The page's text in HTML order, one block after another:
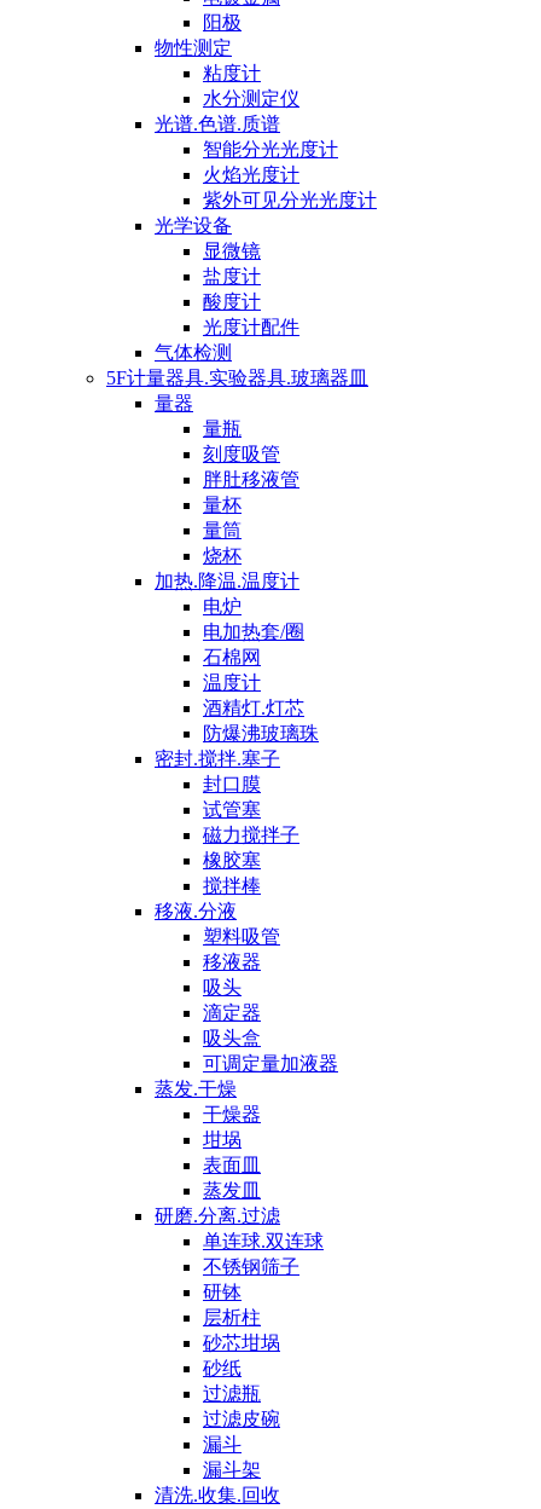
阳极
物性测定
粘度计
水分测定仪
光谱.色谱.质谱
智能分光光度计
火焰光度计
紫外可见分光光度计
光学设备
显微镜
盐度计
酸度计
光度计配件
气体检测
5F计量器具.实验器具.玻璃器皿
量器
量瓶
刻度吸管
胖肚移液管
量杯
量筒
烧杯
加热.降温.温度计
电炉
电加热套/圈
石棉网
温度计
酒精灯.灯芯
防爆沸玻璃珠
密封.搅拌.塞子
封口膜
试管塞
磁力搅拌子
橡胶塞
搅拌棒
移液.分液
塑料吸管
移液器
吸头
滴定器
吸头盒
可调定量加液器
蒸发.干燥
干燥器
坩埚
表面皿
蒸发皿
研磨.分离.过滤
单连球.双连球
不锈钢筛子
研钵
层析柱
砂芯坩埚
砂纸
过滤瓶
过滤皮碗
漏斗
漏斗架
清洗.收集.回收